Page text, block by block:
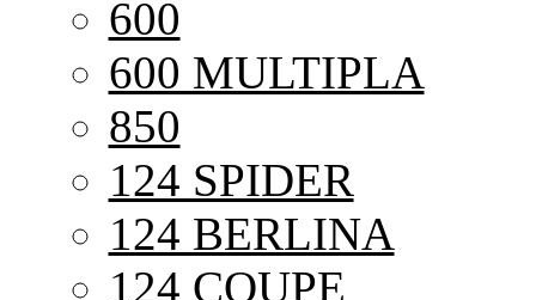
600
600 MULTIPLA
850
124 SPIDER
124 BERLINA
124 COUPE